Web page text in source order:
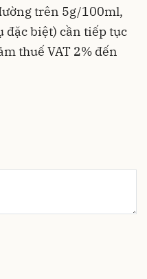
trên 5g/100ml,
đặc biệt) cần tiếp tục
thuế VAT 2% đến